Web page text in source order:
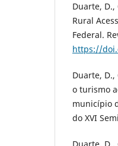
Duarte, D.,
Rural
Federal.
https://
Duarte, D.,
o turismo
município
do XVI